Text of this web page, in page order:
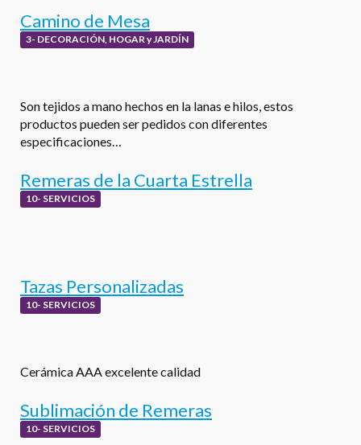
Camino de Mesa
3- DECORACIÓN, HOGAR y JARDÍN
Son tejidos a mano hechos en la lanas e hilos, estos
productos pueden ser pedidos con diferentes
especificaciones…
Remeras de la Cuarta Estrella
10- SERVICIOS
Tazas Personalizadas
10- SERVICIOS
Cerámica AAA excelente calidad
Sublimación de Remeras
10- SERVICIOS